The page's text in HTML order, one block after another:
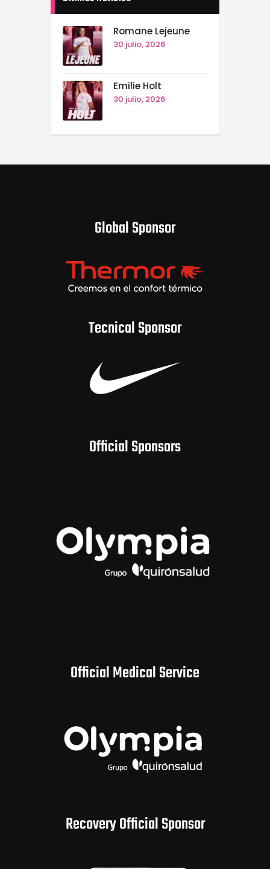
Romane Lejeune
30 julio, 2026
Emilie Holt
30 julio, 2026
Global Sponsor
Tecnical Sponsor
Official Sponsors
Official Medical Service
Recovery Official Sponsor